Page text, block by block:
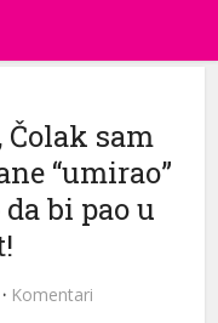
sam
“umirao”
bi pao u
· Komentari